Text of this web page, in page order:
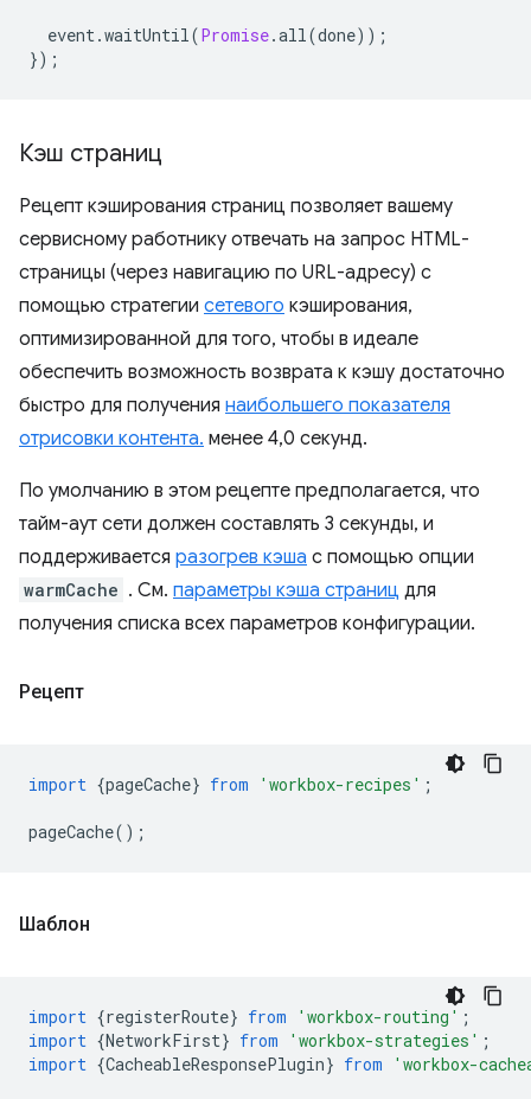
event.waitUntil(Promise.all(done));
});
Кэш страниц
Рецепт кэширования страниц позволяет вашему
сервисному работнику отвечать на запрос HTML-
страницы (через навигацию по URL-адресу) с
помощью стратегии сетевого кэширования,
оптимизированной для того, чтобы в идеале
обеспечить возможность возврата к кэшу достаточно
быстро для получения наибольшего показателя
отрисовки контента. менее 4,0 секунд.
По умолчанию в этом рецепте предполагается, что
тайм-аут сети должен составлять 3 секунды, и
поддерживается разогрев кэша с помощью опции
warmCache . См. параметры кэша страниц для
получения списка всех параметров конфигурации.
Рецепт
import {pageCache} from 'workbox-recipes' ;
pageCache();
Шаблон
import {registerRoute} from 'workbox-routing' ;
import {NetworkFirst} from 'workbox-strategies' ;
import {CacheableResponsePlugin} from 'workbox-